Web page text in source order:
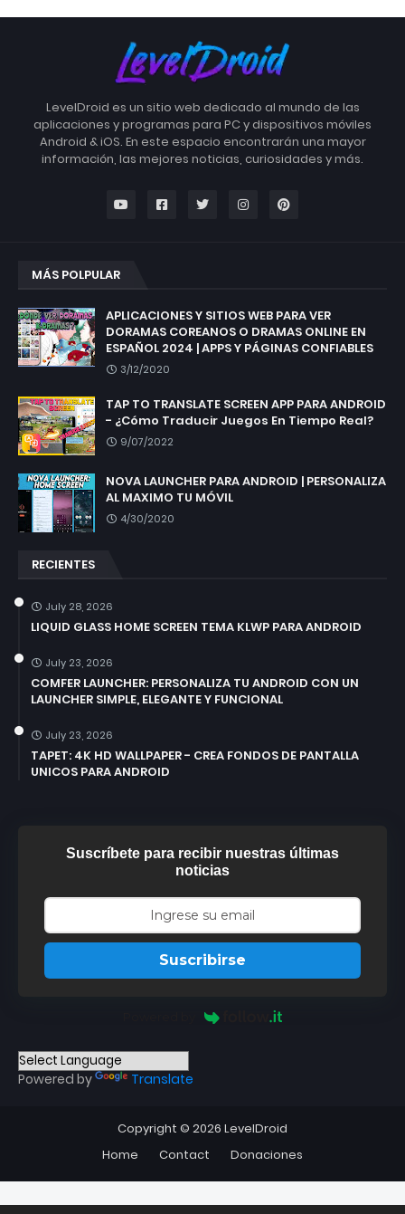
LevelDroid es un sitio web dedicado al mundo de las
aplicaciones y programas para PC y dispositivos móviles
Android & iOS. En este espacio encontrarán una mayor
información, las mejores noticias, curiosidades y más.
MÁS POLPULAR
APLICACIONES Y SITIOS WEB PARA VER
DORAMAS COREANOS O DRAMAS ONLINE EN
ESPAÑOL 2024 | APPS Y PÁGINAS CONFIABLES
3/12/2020
TAP TO TRANSLATE SCREEN APP PARA ANDROID
- ¿Cómo Traducir Juegos En Tiempo Real?
9/07/2022
NOVA LAUNCHER PARA ANDROID | PERSONALIZA
AL MAXIMO TU MÓVIL
4/30/2020
RECIENTES
July 28, 2026
LIQUID GLASS HOME SCREEN TEMA KLWP PARA ANDROID
July 23, 2026
COMFER LAUNCHER: PERSONALIZA TU ANDROID CON UN
LAUNCHER SIMPLE, ELEGANTE Y FUNCIONAL
July 23, 2026
TAPET: 4K HD WALLPAPER - CREA FONDOS DE PANTALLA
UNICOS PARA ANDROID
Suscríbete para recibir nuestras últimas
noticias
Suscribirse
Powered by Translate
Copyright © 2026 LevelDroid
Home
Contact Donaciones